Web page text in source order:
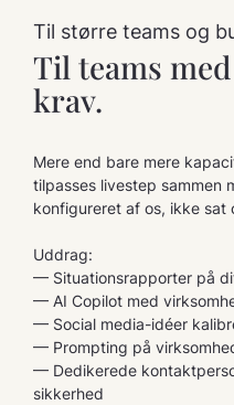
Til større teams og
Til teams
krav.
Mere end bare mere
tilpasses livestep sammen
konfigureret af os, ikke sat
Uddrag:
— Situationsrapporter på
— AI Copilot med
— Social media-idéer
— Prompting på
— Dedikerede
sikkerhed